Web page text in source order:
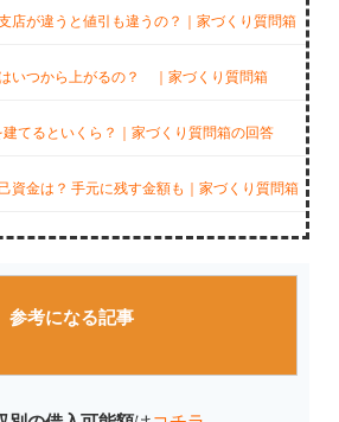
店が違うと値引も違うの？｜家づくり質問箱
いつから上がるの？ ｜家づくり質問箱
てるといくら？｜家づくり質問箱の回答
資金は？ 手元に残す金額も｜家づくり質問箱
参考になる記事